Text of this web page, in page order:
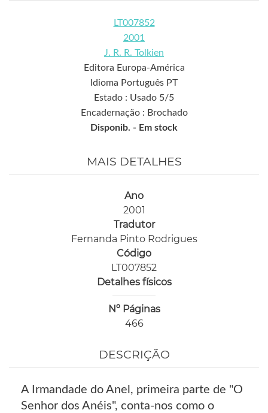
LT007852
2001
J. R. R. Tolkien
Editora Europa-América
Idioma Português PT
Estado : Usado 5/5
Encadernação : Brochado
Disponib. - Em stock
MAIS DETALHES
Ano
2001
Tradutor
Fernanda Pinto Rodrigues
Código
LT007852
Detalhes físicos
Nº Páginas
466
DESCRIÇÃO
A Irmandade do Anel, primeira parte de "O
Senhor dos Anéis", conta-nos como o